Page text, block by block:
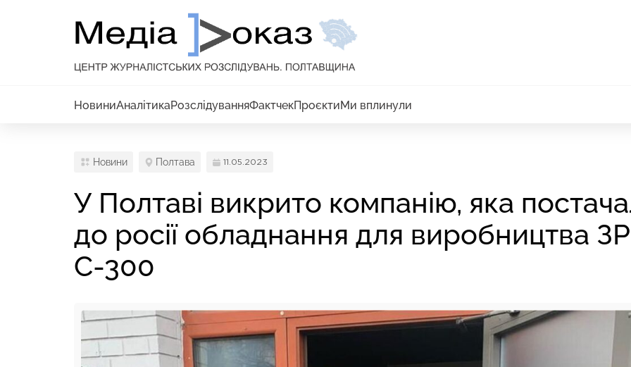
НовиниАналітикаРозслідуванняФактчекПроєктиМи вплинули
Новини Полтава 11.05.2023
У Полтаві викрито компанію, яка
до росії обладнання для виробництва
С-300